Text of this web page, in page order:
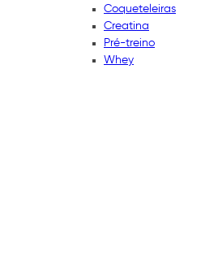
Coqueteleiras
Creatina
Pré-treino
Whey